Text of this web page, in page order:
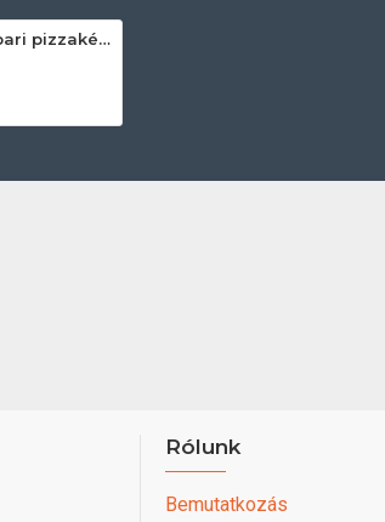
Diamond T4/K Ipari pizzakészítés
Rólunk
Bemutatkozás